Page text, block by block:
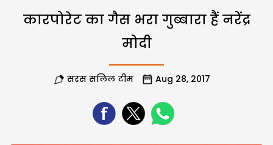
कारपोरेट का गैस भरा गुब्बारा हैं नरेंद्र
मोदी
सरस सलिल टीम Aug 28, 2017